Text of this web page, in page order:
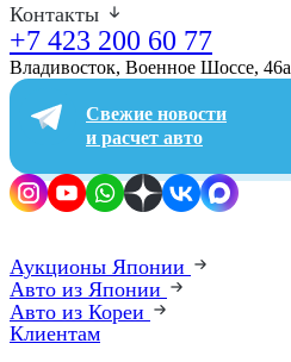
Контакты
+7 423 200 60 77
Владивосток, Военное Шоссе, 46а​
Свежие новости
и расчет авто
Аукционы Японии
Авто из Японии
Авто из Кореи
Клиентам